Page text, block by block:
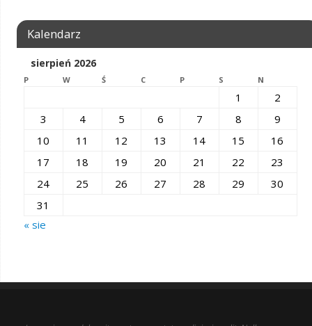
Kalendarz
sierpień 2026
P W Ś C P S N
« sie
1
2
3
4 5 6 7 8
9
10
11 12 13 14 15
16
17
18 19 20 21 22
23
24
25 26 27 28 29
30
31